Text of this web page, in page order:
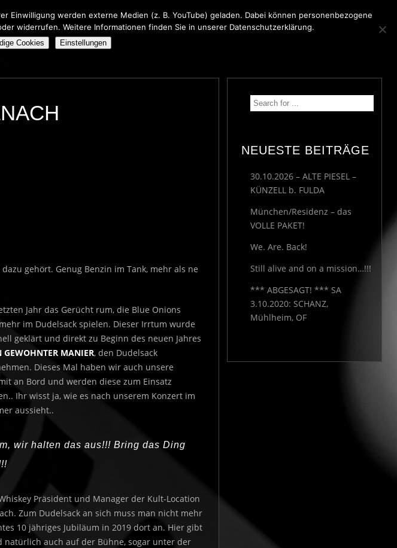
IMPRESSUM
gehört. Genug Benzin im Tank, mehr als ne
Jahr das Gerücht rum, die Blue Onions
im Dudelsack spielen. Dieser Irrtum wurde
geklärt und direkt zu Beginn des neuen Jahres
GEWOHNTER MANIER, den Dudelsack
Dieses Mal haben wir auch unsere
an Bord und werden diese zum Einsatz
Ihr wisst ja, wie es nach unserem Konzert im
aussieht..
wir halten das aus!!! Bring das Ding
Präsident und Manager der Kult-Location
Zum Dudelsack an sich muss man nicht mehr
10 jähriges Jubiläum in 2019 dort an. Hier gibt
natürlich auch auf der Bühne, sogar unter der
NEUESTE BEITRÄGE
30.10.2026 – ALTE PIESEL –
KÜNZELL b. FULDA
München/Residenz – das
VOLLE PAKET!
We. Are. Back!
Still alive and on a mission…!!!
*** ABGESAGT! *** SA
3.10.2020: SCHANZ,
Mühlheim, OF
werden externe Medien (z. B. YouTube) geladen. Dabei können personenbezogene
widerrufen. Weitere Informationen finden Sie in unserer Datenschutzerklärung.
Cookies Einstellungen